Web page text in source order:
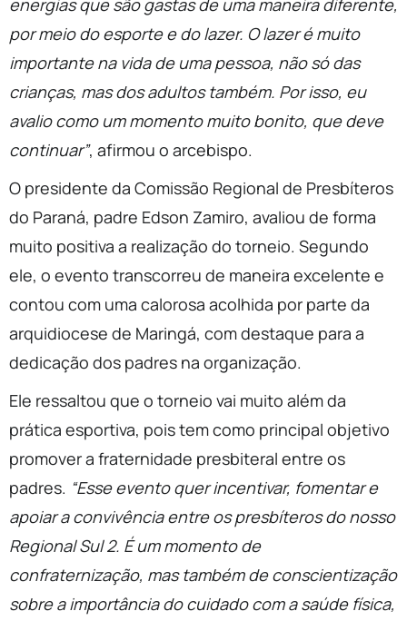
energias que são gastas de uma maneira diferente,
por meio do esporte e do lazer. O lazer é muito
importante na vida de uma pessoa, não só das
crianças, mas dos adultos também. Por isso, eu
avalio como um momento muito bonito, que deve
continuar”, afirmou o arcebispo.
O presidente da Comissão Regional de Presbíteros
do Paraná, padre Edson Zamiro, avaliou de forma
muito positiva a realização do torneio. Segundo
ele, o evento transcorreu de maneira excelente e
contou com uma calorosa acolhida por parte da
arquidiocese de Maringá, com destaque para a
dedicação dos padres na organização.
Ele ressaltou que o torneio vai muito além da
prática esportiva, pois tem como principal objetivo
promover a fraternidade presbiteral entre os
padres. “Esse evento quer incentivar, fomentar e
apoiar a convivência entre os presbíteros do nosso
Regional Sul 2. É um momento de
confraternização, mas também de conscientização
sobre a importância do cuidado com a saúde física,